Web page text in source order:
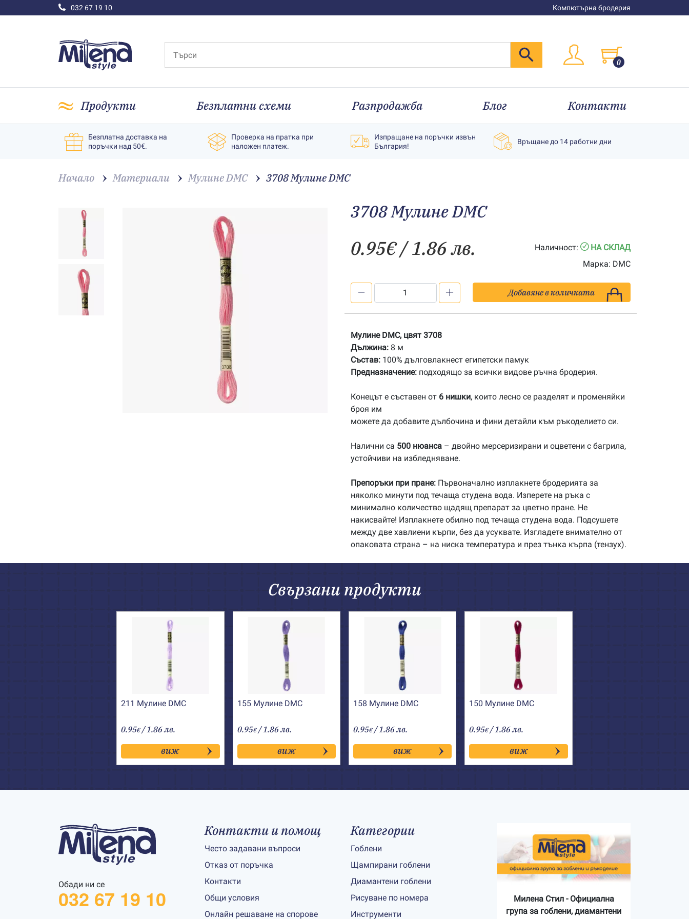
032 67 19 10 Компютърна бродерия
0
Продукти Безплатни схеми Разпродажба Блог Контакти
Безплатна доставка на
поръчки над 50€.
Проверка на пратка при
наложен платеж.
Изпращане на поръчки извън
България!
Връщане до 14 работни дни
Начало Материали Мулине DMC 3708 Мулине DMC
3708 Мулине DMC
0.95€/ 1.86 лв. Наличност:
НА СКЛАД
Марка: DMC
Мулине
DMC
Добавяне в количката
Мулине DMC, цвят 3708
Дължина: 8 м
Състав: 100% дълговлакнест египетски памук
Предназначение: подходящо за всички видове ръчна бродерия.
Конецът е съставен от 6 нишки, които лесно се разделят и променяйки
броя им
можете да добавите дълбочина и фини детайли към ръкоделието си.
Налични са 500 нюанса – двойно мерсеризирани и оцветени с багрила,
устойчиви на избледняване.
Препоръки при пране: Първоначално изплакнете бродерията за
няколко минути под течаща студена вода. Изперете на ръка с
минимално количество щадящ препарат за цветно пране. Не
накисвайте! Изплакнете обилно под течаща студена вода. Подсушете
между две хавлиени кърпи, без да усуквате. Изгладете внимателно от
опаковата страна – на ниска температура и през тънка кърпа (тензух).
Свързани продукти
211 Мулине DMC
0.95€ / 1.86 лв.
виж
155 Мулине DMC
0.95€/ 1.86 лв.
виж
158 Мулине DMC
0.95€ / 1.86 лв.
виж
150 Мулине DMC
0.95€ / 1.86 лв.
виж
Обади ни се
032 67 19 10
Контакти и помощ
Често задавани въпроси
Отказ от поръчка
Контакти
Общи условия
Онлайн решаване на спорове
Категории
Гоблени
Щампирани гоблени
Диамантени гоблени
Рисуване по номера
Инструменти
Милена Стил - Официална
група за гоблени, диамантени